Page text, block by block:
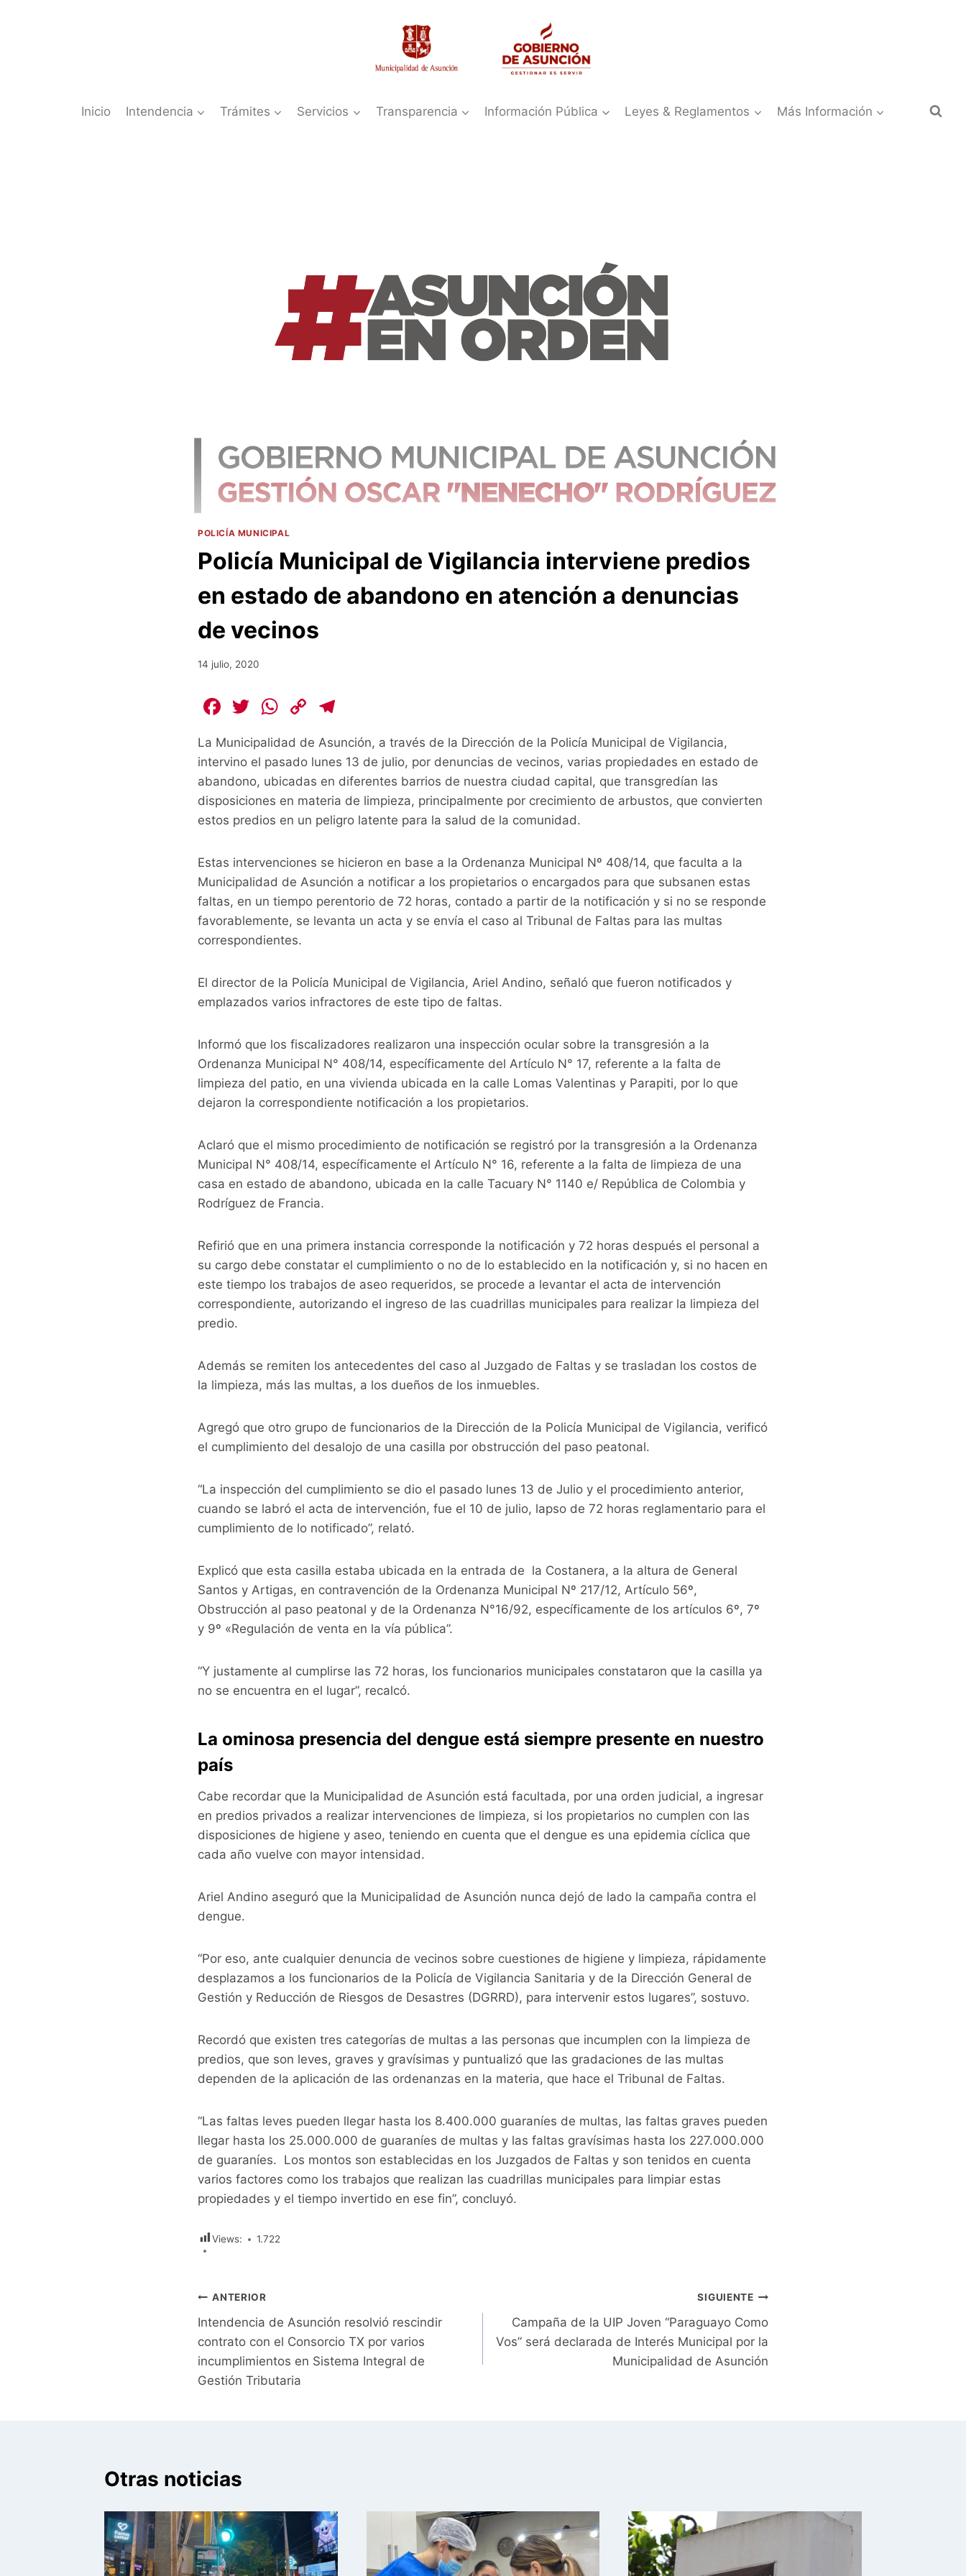
Inicio Intendencia Trámites Servicios Transparencia Información Pública Leyes & Reglamentos Más Información
POLICÍA MUNICIPAL
Policía Municipal de Vigilancia interviene predios
en estado de abandono en atención a denuncias
de vecinos
14 julio, 2020
F
c
e
b
o
k
T
itt
er
W
at
s
A
p
C
p
y
Li
n
e
gr
a
m
La Municipalidad de Asunción, a través de la Dirección de la Policía Municipal de Vigilancia,
intervino el pasado lunes 13 de julio, por denuncias de vecinos, varias propiedades en estado de
abandono, ubicadas en diferentes barrios de nuestra ciudad capital, que transgredían las
disposiciones en materia de limpieza, principalmente por crecimiento de arbustos, que convierten
estos predios en un peligro latente para la salud de la comunidad.
Estas intervenciones se hicieron en base a la Ordenanza Municipal Nº 408/14, que faculta a la
Municipalidad de Asunción a notificar a los propietarios o encargados para que subsanen estas
faltas, en un tiempo perentorio de 72 horas, contado a partir de la notificación y si no se responde
favorablemente, se levanta un acta y se envía el caso al Tribunal de Faltas para las multas
correspondientes.
El director de la Policía Municipal de Vigilancia, Ariel Andino, señaló que fueron notificados y
emplazados varios infractores de este tipo de faltas.
Informó que los fiscalizadores realizaron una inspección ocular sobre la transgresión a la
Ordenanza Municipal N° 408/14, específicamente del Artículo N° 17, referente a la falta de
limpieza del patio, en una vivienda ubicada en la calle Lomas Valentinas y Parapiti, por lo que
dejaron la correspondiente notificación a los propietarios.
Aclaró que el mismo procedimiento de notificación se registró por la transgresión a la Ordenanza
Municipal N° 408/14, específicamente el Artículo N° 16, referente a la falta de limpieza de una
casa en estado de abandono, ubicada en la calle Tacuary N° 1140 e/ República de Colombia y
Rodríguez de Francia.
Refirió que en una primera instancia corresponde la notificación y 72 horas después el personal a
su cargo debe constatar el cumplimiento o no de lo establecido en la notificación y, si no hacen en
este tiempo los trabajos de aseo requeridos, se procede a levantar el acta de intervención
correspondiente, autorizando el ingreso de las cuadrillas municipales para realizar la limpieza del
predio.
Además se remiten los antecedentes del caso al Juzgado de Faltas y se trasladan los costos de
la limpieza, más las multas, a los dueños de los inmuebles.
Agregó que otro grupo de funcionarios de la Dirección de la Policía Municipal de Vigilancia, verificó
el cumplimiento del desalojo de una casilla por obstrucción del paso peatonal.
“La inspección del cumplimiento se dio el pasado lunes 13 de Julio y el procedimiento anterior,
cuando se labró el acta de intervención, fue el 10 de julio, lapso de 72 horas reglamentario para el
cumplimiento de lo notificado”, relató.
Explicó que esta casilla estaba ubicada en la entrada de la Costanera, a la altura de General
Santos y Artigas, en contravención de la Ordenanza Municipal Nº 217/12, Artículo 56º,
Obstrucción al paso peatonal y de la Ordenanza N°16/92, específicamente de los artículos 6º, 7º
y 9º «Regulación de venta en la vía pública”.
“Y justamente al cumplirse las 72 horas, los funcionarios municipales constataron que la casilla ya
no se encuentra en el lugar”, recalcó.
La ominosa presencia del dengue está siempre presente en nuestro
país
Cabe recordar que la Municipalidad de Asunción está facultada, por una orden judicial, a ingresar
en predios privados a realizar intervenciones de limpieza, si los propietarios no cumplen con las
disposiciones de higiene y aseo, teniendo en cuenta que el dengue es una epidemia cíclica que
cada año vuelve con mayor intensidad.
Ariel Andino aseguró que la Municipalidad de Asunción nunca dejó de lado la campaña contra el
dengue.
“Por eso, ante cualquier denuncia de vecinos sobre cuestiones de higiene y limpieza, rápidamente
desplazamos a los funcionarios de la Policía de Vigilancia Sanitaria y de la Dirección General de
Gestión y Reducción de Riesgos de Desastres (DGRRD), para intervenir estos lugares”, sostuvo.
Recordó que existen tres categorías de multas a las personas que incumplen con la limpieza de
predios, que son leves, graves y gravísimas y puntualizó que las gradaciones de las multas
dependen de la aplicación de las ordenanzas en la materia, que hace el Tribunal de Faltas.
“Las faltas leves pueden llegar hasta los 8.400.000 guaraníes de multas, las faltas graves pueden
llegar hasta los 25.000.000 de guaraníes de multas y las faltas gravísimas hasta los 227.000.000
de guaraníes. Los montos son establecidas en los Juzgados de Faltas y son tenidos en cuenta
varios factores como los trabajos que realizan las cuadrillas municipales para limpiar estas
propiedades y el tiempo invertido en ese fin”, concluyó.
Views: 1.722
Navegación
de
entradas
ANTERIOR
Intendencia de Asunción resolvió rescindir
contrato con el Consorcio TX por varios
incumplimientos en Sistema Integral de
Gestión Tributaria
SIGUIENTE
Campaña de la UIP Joven “Paraguayo Como
Vos” será declarada de Interés Municipal por la
Municipalidad de Asunción
Otras noticias